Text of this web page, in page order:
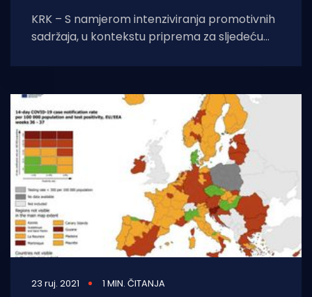
KRK – S namjerom intenziviranja promotivnih
sadržaja, u kontekstu priprema za sljedeću
Krka dio svojih aktivnosti
23 ruj. 2021 1 MIN. ČITANJA